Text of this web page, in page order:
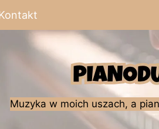
Muzyka w moich uszach, a